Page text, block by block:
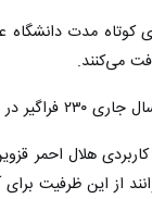
کوتاه مدت
می‌کنند.
آموزشی مورد نظر و اخذ مدرک دانشگاهی شدند.
از این ظرفیت